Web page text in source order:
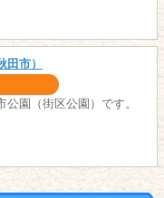
市）
園（街区公園）です。